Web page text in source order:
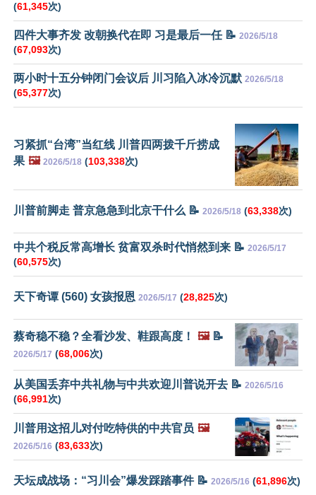
(61,345次)
四件大事齐发 改朝换代在即 习是最后一任 📝 2026/5/18
(67,093次)
两小时十五分钟闭门会议后 川习陷入冰冷沉默 2026/5/18
(65,377次)
习紧抓“台湾”当红线 川普四两拨千斤捞成
果 🖼️ 2026/5/18 (103,338次)
川普前脚走 普京急急到北京干什么 📝 2026/5/18 (63,338次)
中共个税反常高增长 贫富双杀时代悄然到来 📝 2026/5/17
(60,575次)
天下奇谭 (560) 女孩报恩 2026/5/17 (28,825次)
蔡奇稳不稳？全看沙发、鞋跟高度！ 🖼️📝
2026/5/17 (68,006次)
从美国丢弃中共礼物与中共欢迎川普说开去 📝 2026/5/16
(66,991次)
川普用这招儿对付吃特供的中共官员 🖼️
2026/5/16 (83,633次)
天坛成战场：“习川会”爆发踩踏事件 📝 2026/5/16 (61,896次)